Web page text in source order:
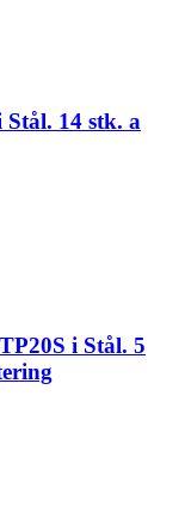
Stål. 14 stk. a
i Stål. 5